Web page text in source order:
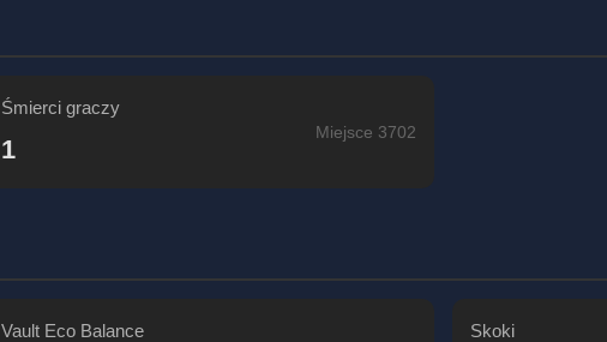
Śmierci graczy
1
Miejsce 3702
Vault Eco Balance Skoki